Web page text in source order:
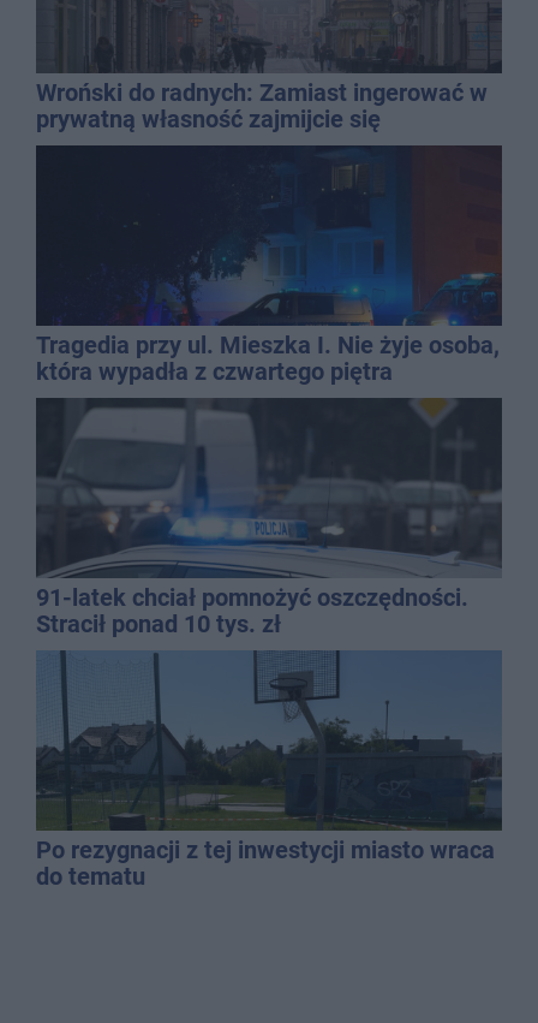
Wroński do radnych: Zamiast ingerować w
prywatną własność zajmijcie się
gospodarką
Tragedia przy ul. Mieszka I. Nie żyje osoba,
która wypadła z czwartego piętra
91-latek chciał pomnożyć oszczędności.
Stracił ponad 10 tys. zł
Po rezygnacji z tej inwestycji miasto wraca
do tematu